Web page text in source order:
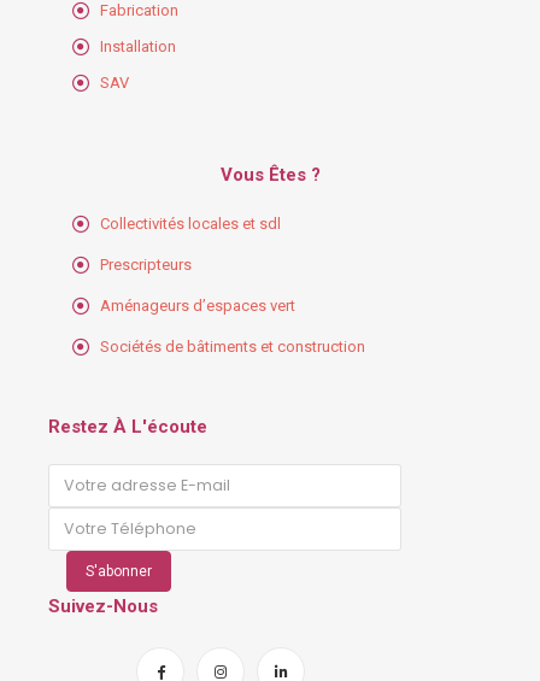
Fabrication
Installation
SAV
Vous Êtes ?
Collectivités locales et sdl
Prescripteurs
Aménageurs d’espaces vert
Sociétés de bâtiments et construction
Restez À L'écoute
Suivez-Nous